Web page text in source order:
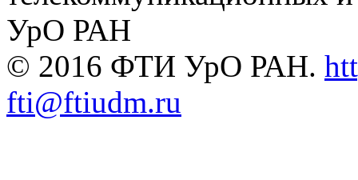
УрО РАН
© 2016 ФТИ УрО РАН.
fti@ftiudm.ru